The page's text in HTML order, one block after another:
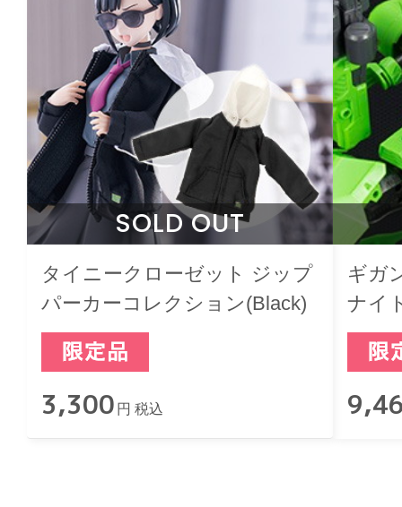
SOLD OUT
タイニークローゼット ジップ
パーカーコレクション(Black)
3,300 円 税込
ギガ
ナイ